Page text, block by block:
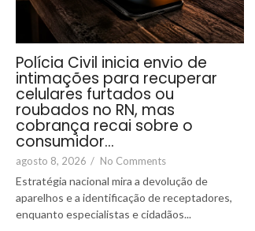
Polícia Civil inicia envio de
intimações para recuperar
celulares furtados ou
roubados no RN, mas
cobrança recai sobre o
consumidor…
agosto 8, 2026 / No Comments
Estratégia nacional mira a devolução de
aparelhos e a identificação de receptadores,
enquanto especialistas e cidadãos...